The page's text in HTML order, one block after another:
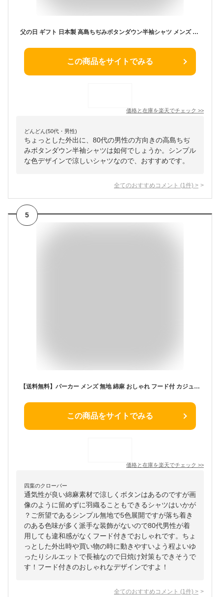
父の日 ギフト 日本製 高島ちぢみボタンダウン半袖シャツ メンズ 紳士 シニア プレゼント 50代 60代 70代 80代 ラッピング無料 男性 洗濯 誕生日プレゼント 男性用 お洒落 カジュアル ストライプ お誕生日 オフィスカジュアル シャツ 柄 メーカー直販
この商品をサイトでみる
価格と在庫を楽天でチェック >>
どんどん(50代・男性)
ちょっとした外出に、80代の男性の方向きの高島ちぢ
みボタンダウン半袖シャツは如何でしょうか。シンプル
な色デザインで涼しいシャツなので、おすすめです。
全てのおすすめコメント (1 件) >
5
【送料無料】パーカー メンズ 無地 綿麻 おしゃれ フード付 カジュアル Tシャツ 綿麻パーカー メンズ 夏物 リネン ベーシック お兄系 夏 parka トップス ボタン付き インナー ファッション コーデ 通気性 アウトドア ベスト
この商品をサイトでみる
価格と在庫を楽天でチェック >>
四葉のクローバー
通気性が良い綿麻素材で涼しくボタンはあるのですが画
像のように留めずに羽織ることもできるシャツはいかが
？ご所望であるシンプル無地で5色展開ですが落ち着き
のある色味が多く派手な装飾がないので80代男性が着
用しても違和感がなくフード付きでおしゃれです。ちょ
っとした外出時や買い物の時に動きやすいよう程よいゆ
ったりシルエットで長袖なので日焼け対策もできそうで
す！フード付きのおしゃれなデザインですよ！
全てのおすすめコメント (1 件) >